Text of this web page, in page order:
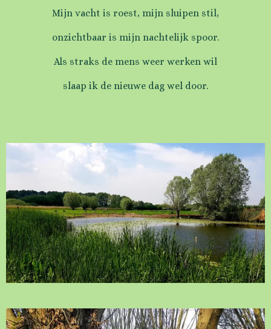
Mijn vacht is roest, mijn sluipen stil,
onzichtbaar is mijn nachtelijk spoor.
Als straks de mens weer werken wil
slaap ik de nieuwe dag wel door.